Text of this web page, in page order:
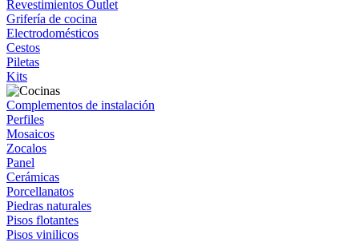
Revestimientos Outlet
Grifería de cocina
Electrodomésticos
Cestos
Piletas
Kits
Complementos de instalación
Perfiles
Mosaicos
Zocalos
Panel
Cerámicas
Porcellanatos
Piedras naturales
Pisos flotantes
Pisos vinilicos